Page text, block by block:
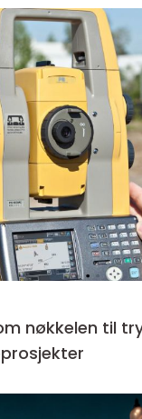
nøkkelen til